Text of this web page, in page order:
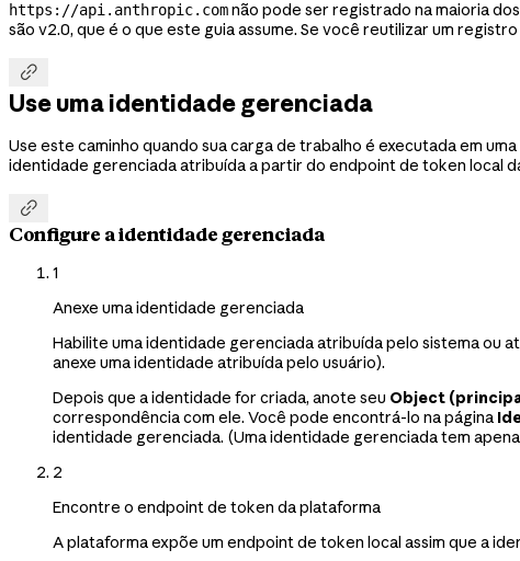
https://api.anthropic.comnão pode ser registrado na maioria
são v2.0, que é o que este guia assume. Se você reutilizar um

Use uma identidade gerenciada
Use este caminho quando sua carga de trabalho é executada em
identidade gerenciada atribuída a partir do endpoint de token local

Configure a identidade gerenciada
1
Anexe uma identidade gerenciada
Habilite uma identidade gerenciada atribuída pelo sistema ou
anexe uma identidade atribuída pelo usuário).
Depois que a identidade for criada, anote seu Object
correspondência com ele. Você pode encontrá-lo na página
identidade gerenciada. (Uma identidade gerenciada tem
2
Encontre o endpoint de token da plataforma
A plataforma expõe um endpoint de token local assim que a